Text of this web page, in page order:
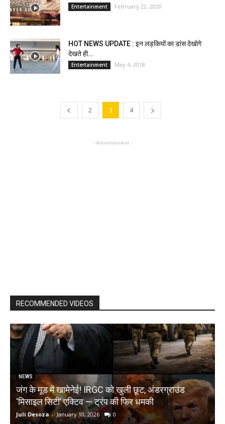
Entertainment February 22, 2020
HOT NEWS UPDATE : इन लड़कियों का डांस देखोगे
देखते ही...
Entertainment May 4, 2018
2 3 4
- Advertisement -
RECOMMENDED VIDEOS
NEWS
जंग के मूड में खामेनेई! IRGC को खुली छूट, अंडरग्राउंड
‘मिसाइल सिटी’ एक्टिव — ट्रंप की फिर धमकी
Juli Desoza - January 10, 2026 0